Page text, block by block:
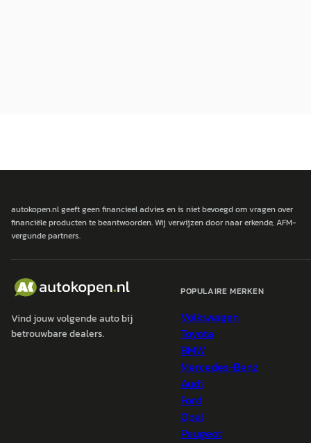
autokopen.nl geeft geen financieel advies en is niet bevoegd om vragen over
financiële producten te beantwoorden. Wij verwijzen door naar erkende, AFM-
vergunde partners.
Vind jouw volgende auto bij
betrouwbare dealers.
POPULAIRE MERKEN
Volkswagen
Toyota
BMW
Mercedes-Benz
Audi
Ford
Opel
Peugeot